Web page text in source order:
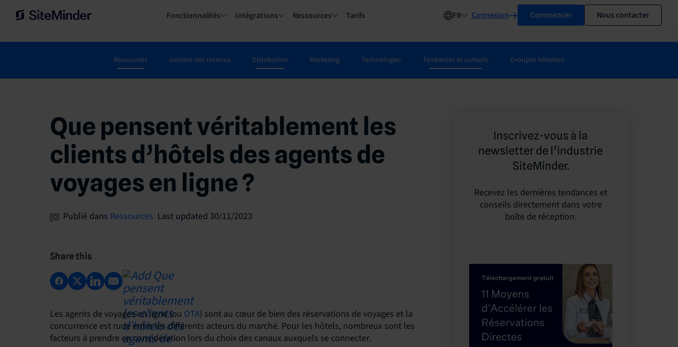
Fonctionnalités Intégrations Ressources Tarifs FR Connexion Commencer Nous contacter
Ressources Gestion des revenus Distribution Marketing Technologies Tendances et conseils Groupes hôteliers
Que pensent véritablement les
clients d’hôtels des agents de
voyages en ligne ?
Publié dans Ressources Last updated 30/11/2023
Share this
Les agents de voyages en ligne (ou OTA) sont au cœur de bien des réservations de voyages et la
concurrence est rude entre les différents acteurs du marché. Pour les hôtels, nombreux sont les
facteurs à prendre en considération lors du choix des canaux auxquels se connecter.
Inscrivez-vous à la
newsletter de l’industrie
SiteMinder.
Recevez les dernières tendances et
conseils directement dans votre
boîte de réception.